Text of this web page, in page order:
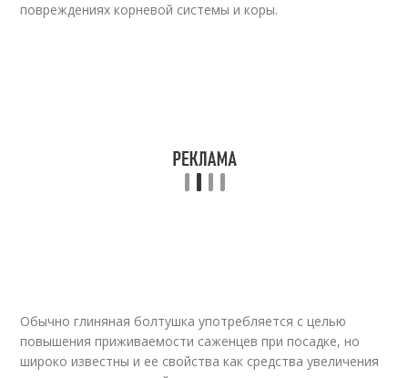
повреждениях корневой системы и коры.
Обычно глиняная болтушка употребляется с целью
повышения приживаемости саженцев при посадке, но
широко известны и ее свойства как средства увеличения